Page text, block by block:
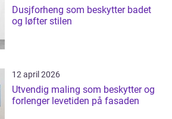
Dusjforheng som beskytter badet
og løfter stilen
12 april 2026
Utvendig maling som beskytter og
forlenger levetiden på fasaden